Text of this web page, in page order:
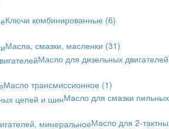
Ключи комбинированные (6)
Масла, смазки, масленки (31)
Масло для дизельных двигателей
Масло трансмиссионное (1)
Масло для смазки пильных
Масло для 2-